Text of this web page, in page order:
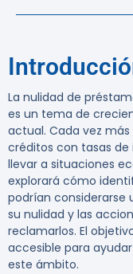
La nulidad de
es un tema de
actual. Cada vez
créditos con tasas
llevar a situaciones
explorará cómo
podrían considerarse
su nulidad y las
reclamarlos. El
accesible para
este ámbito.